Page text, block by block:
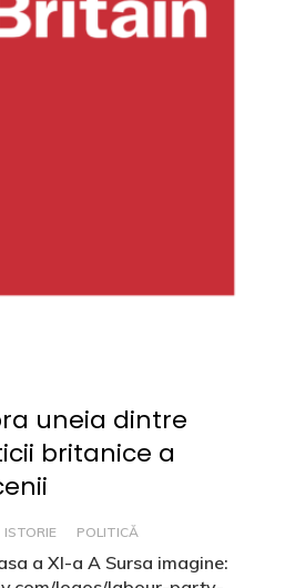
uneia dintre
britanice a
ISTORIE POLITICĂ
a XI-a A Sursa imagine: